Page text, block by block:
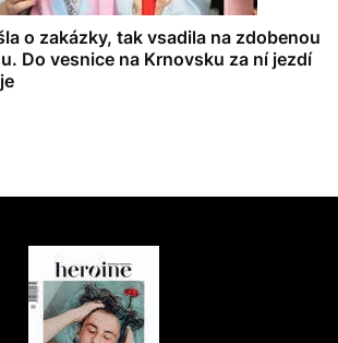
o zakázky, tak vsadila na zdobenou
Do vesnice na Krnovsku za ní jezdí